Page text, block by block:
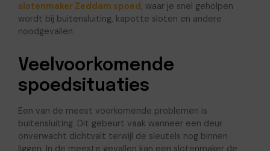
slotenmaker Zeddam spoed, waar je snel geholpen
wordt bij buitensluiting, kapotte sloten en andere
noodgevallen.
Veelvoorkomende
spoedsituaties
Een van de meest voorkomende problemen is
buitensluiting. Dit gebeurt vaak wanneer een deur
onverwacht dichtvalt terwijl de sleutels nog binnen
liggen. In de meeste gevallen kan een slotenmaker de